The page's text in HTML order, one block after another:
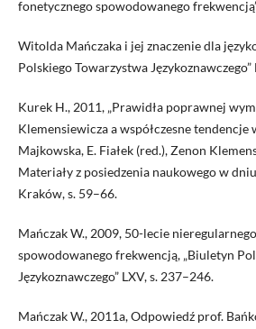
fonetycznego spowodowanego frekwencją’
Witolda Mańczaka i jej znaczenie dla
Polskiego Towarzystwa
Kurek H., 2011, „Prawidła poprawnej
Klemensiewicza a współczesne
Majkowska, E. Fiałek (red.), Zenon
Materiały z posiedzenia naukowego w
Kraków, s. 59–66.
Mańczak W., 2009, 50-lecie
spowodowanego frekwencją, „Biuletyn
Językoznawczego” LXV, s. 237–246.
Mańczak W., 2011a, Odpowiedź prof.